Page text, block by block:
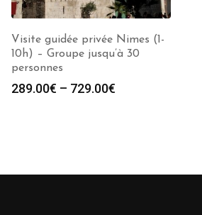
Visite guidée privée Nimes (1-
10h) – Groupe jusqu’à 30
personnes
289.00€ – 729.00€